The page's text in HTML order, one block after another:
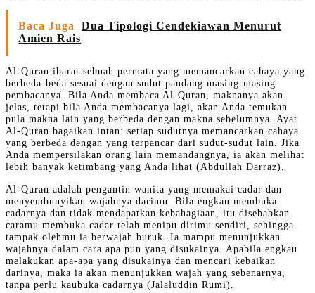
Baca Juga
Dua Tipologi Cendekiawan Menurut
Amien Rais
Al-Quran ibarat sebuah permata yang memancarkan cahaya yang
berbeda-beda sesuai dengan sudut pandang masing-masing
pembacanya. Bila Anda membaca Al-Quran, maknanya akan
jelas, tetapi bila Anda membacanya lagi, akan Anda temukan
pula makna lain yang berbeda dengan makna sebelumnya. Ayat
Al-Quran bagaikan intan: setiap sudutnya memancarkan cahaya
yang berbeda dengan yang terpancar dari sudut-sudut lain. Jika
Anda mempersilakan orang lain memandangnya, ia akan melihat
lebih banyak ketimbang yang Anda lihat (Abdullah Darraz).
Al-Quran adalah pengantin wanita yang memakai cadar dan
menyembunyikan wajahnya darimu. Bila engkau membuka
cadarnya dan tidak mendapatkan kebahagiaan, itu disebabkan
caramu membuka cadar telah menipu dirimu sendiri, sehingga
tampak olehmu ia berwajah buruk. Ia mampu menunjukkan
wajahnya dalam cara apa pun yang disukainya. Apabila engkau
melakukan apa-apa yang disukainya dan mencari kebaikan
darinya, maka ia akan menunjukkan wajah yang sebenarnya,
tanpa perlu kaubuka cadarnya (Jalaluddin Rumi).